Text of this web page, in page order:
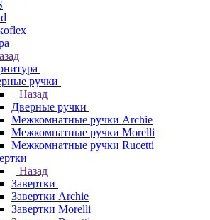
ручки
Назад
Дверные ручки
Межкомнатные ручки Archie
Межкомнатные ручки Morelli
Межкомнатные ручки Rucetti
Назад
Завертки
Завертки Archie
Завертки Morelli